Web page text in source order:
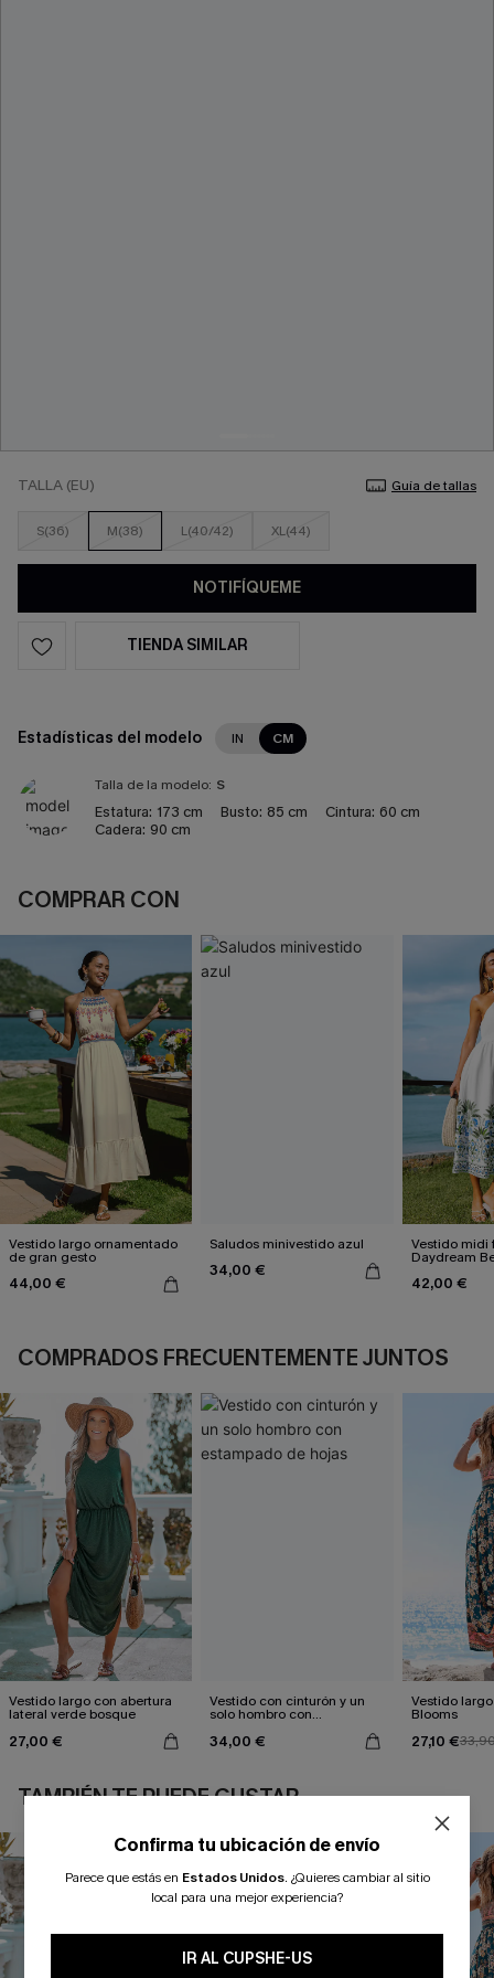
TALLA (EU) Guía de tallas
S(36) M(38) L(40/42) XL(44)
NOTIFÍQUEME
TIENDA SIMILAR
Estadísticas del modelo IN CM
Talla de la modelo: S
Estatura: 173 cm Busto: 85 cm Cintura: 60 cm
Cadera: 90 cm
COMPRAR CON
Vestido largo ornamentado
de gran gesto
44,00 €
Saludos minivestido azul
34,00 €
Vestido midi
Daydream
42,00 €
COMPRADOS FRECUENTEMENTE JUNTOS
Vestido largo con abertura
lateral verde bosque
27,00 €
Vestido con cinturón y un
solo hombro con
34,00 €
Vestido
Blooms
27,10 €
TAMBIÉN TE PUEDE GUSTAR
Confirma tu ubicación de envío
Parece que estás en Estados Unidos. ¿Quieres cambiar al sitio
local para una mejor experiencia?
IR AL CUPSHE-US